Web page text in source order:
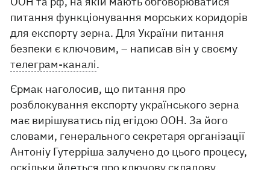
питання функціонування морських коридорів
для експорту зерна. Для України питання
безпеки є ключовим, – написав він у своєму
телеграм-каналі.
Єрмак наголосив, що питання про
розблокування експорту українського зерна
має вирішуватись під егідою ООН. За його
словами, генерального секретаря організації
Антоніу Гутерріша залучено до цього процесу,